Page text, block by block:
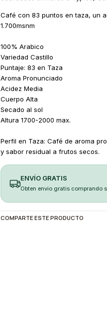
Café con 83 puntos en taza, un
1.700msnm
100% Arabico
Variedad Castillo
Puntaje: 83 en Taza
Aroma Pronunciado
Acidez Media
Cuerpo Alta
Secado al sol
Altura 1700-2000 max.
Perfil en Taza: Café de aroma
y sabor residual a frutos secos.
ENVÍO GRATIS
Obten envio gratis comprando
COMPARTE ESTE PRODUCTO